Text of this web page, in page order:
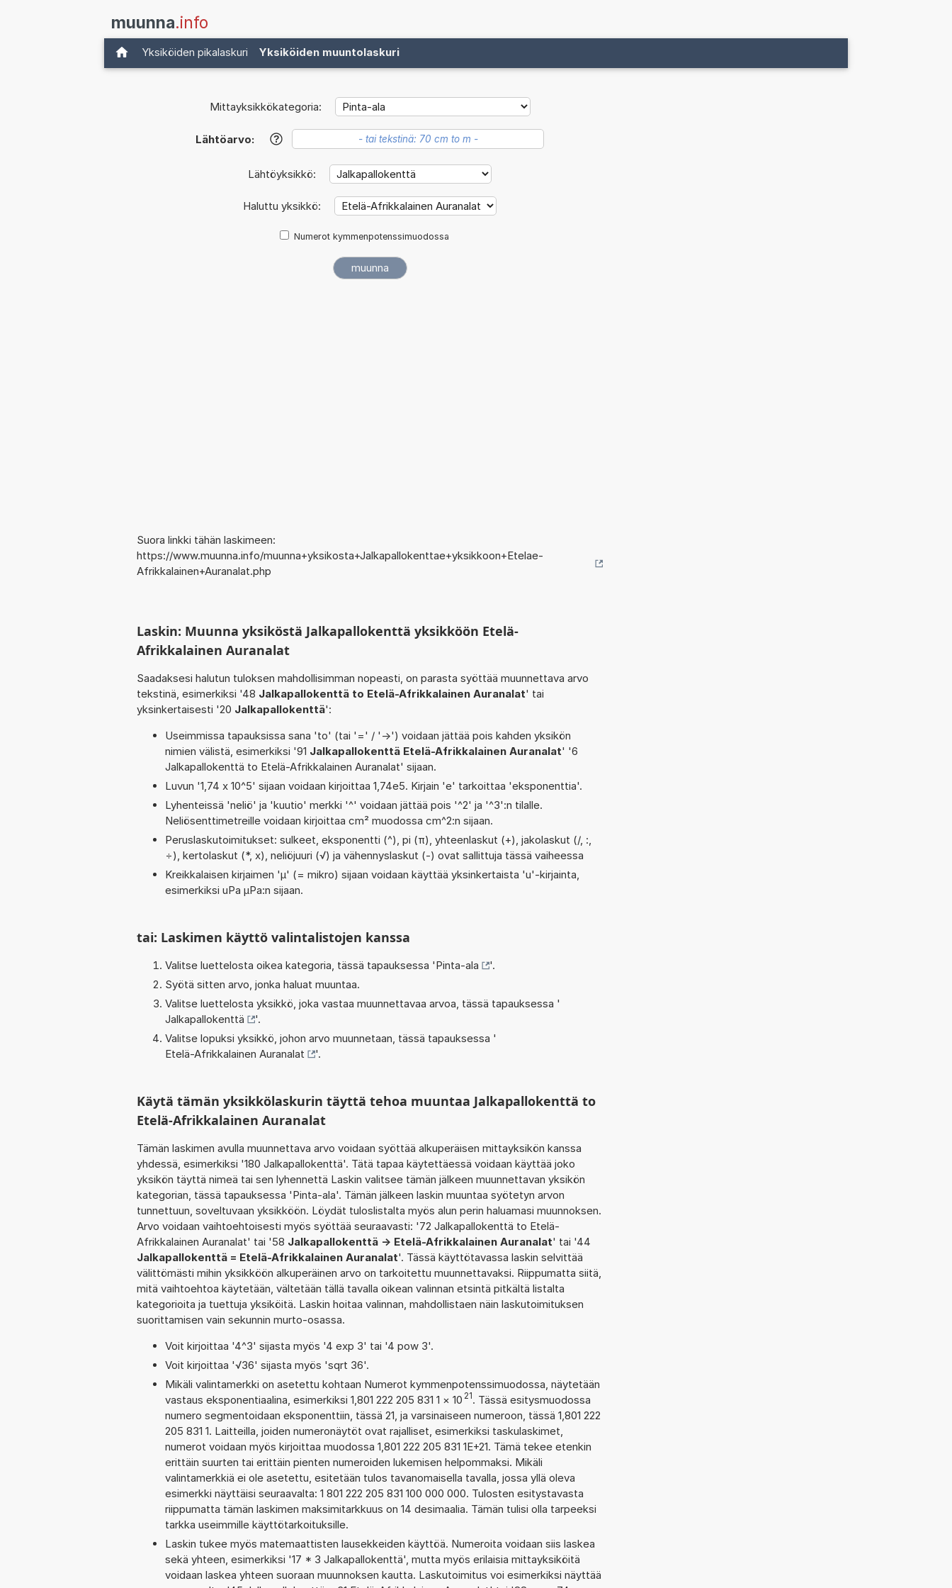
muunna.info
Yksiköiden pikalaskuri Yksiköiden muuntolaskuri
Mittayksikkökategoria:
Lähtöarvo: ?
Lähtöyksikkö:
Haluttu yksikkö:
Numerot kymmenpotenssimuodossa
Suora linkki tähän laskimeen:
https://www.muunna.info/muunna+yksikosta+Jalkapallokenttae+yksikkoon+Etelae-
Afrikkalainen+Auranalat.php
Laskin: Muunna yksiköstä Jalkapallokenttä yksikköön Etelä-
Afrikkalainen Auranalat
Saadaksesi halutun tuloksen mahdollisimman nopeasti, on parasta syöttää muunnettava arvo
tekstinä, esimerkiksi '48 Jalkapallokenttä to Etelä-Afrikkalainen Auranalat' tai
yksinkertaisesti '20 Jalkapallokenttä':
Useimmissa tapauksissa sana 'to' (tai '=' / '->') voidaan jättää pois kahden yksikön
nimien välistä, esimerkiksi '91 Jalkapallokenttä Etelä-Afrikkalainen Auranalat' '6
Jalkapallokenttä to Etelä-Afrikkalainen Auranalat' sijaan.
Luvun '1,74 x 10^5' sijaan voidaan kirjoittaa 1,74e5. Kirjain 'e' tarkoittaa 'eksponenttia'.
Lyhenteissä 'neliö' ja 'kuutio' merkki '^' voidaan jättää pois '^2' ja '^3':n tilalle.
Neliösenttimetreille voidaan kirjoittaa cm² muodossa cm^2:n sijaan.
Peruslaskutoimitukset: sulkeet, eksponentti (^), pi (π), yhteenlaskut (+), jakolaskut (/, :,
÷), kertolaskut (*, x), neliöjuuri (√) ja vähennyslaskut (-) ovat sallittuja tässä vaiheessa
Kreikkalaisen kirjaimen 'µ' (= mikro) sijaan voidaan käyttää yksinkertaista 'u'-kirjainta,
esimerkiksi uPa µPa:n sijaan.
tai: Laskimen käyttö valintalistojen kanssa
Valitse luettelosta oikea kategoria, tässä tapauksessa 'Pinta-ala
'.
Syötä sitten arvo, jonka haluat muuntaa.
Valitse luettelosta yksikkö, joka vastaa muunnettavaa arvoa, tässä tapauksessa '
Jalkapallokenttä
'.
Valitse lopuksi yksikkö, johon arvo muunnetaan, tässä tapauksessa '
Etelä-Afrikkalainen Auranalat
'.
Käytä tämän yksikkölaskurin täyttä tehoa muuntaa Jalkapallokenttä to
Etelä-Afrikkalainen Auranalat
Tämän laskimen avulla muunnettava arvo voidaan syöttää alkuperäisen mittayksikön kanssa
yhdessä, esimerkiksi '180 Jalkapallokenttä'. Tätä tapaa käytettäessä voidaan käyttää joko
yksikön täyttä nimeä tai sen lyhennettä Laskin valitsee tämän jälkeen muunnettavan yksikön
kategorian, tässä tapauksessa 'Pinta-ala'. Tämän jälkeen laskin muuntaa syötetyn arvon
tunnettuun, soveltuvaan yksikköön. Löydät tuloslistalta myös alun perin haluamasi muunnoksen.
Arvo voidaan vaihtoehtoisesti myös syöttää seuraavasti: '72 Jalkapallokenttä to Etelä-
Afrikkalainen Auranalat' tai '58 Jalkapallokenttä -> Etelä-Afrikkalainen Auranalat' tai '44
Jalkapallokenttä = Etelä-Afrikkalainen Auranalat'. Tässä käyttötavassa laskin selvittää
välittömästi mihin yksikköön alkuperäinen arvo on tarkoitettu muunnettavaksi. Riippumatta siitä,
mitä vaihtoehtoa käytetään, vältetään tällä tavalla oikean valinnan etsintä pitkältä listalta
kategorioita ja tuettuja yksiköitä. Laskin hoitaa valinnan, mahdollistaen näin laskutoimituksen
suorittamisen vain sekunnin murto-osassa.
Voit kirjoittaa '4^3' sijasta myös '4 exp 3' tai '4 pow 3'.
Voit kirjoittaa '√36' sijasta myös 'sqrt 36'.
Mikäli valintamerkki on asetettu kohtaan Numerot kymmenpotenssimuodossa, näytetään
vastaus eksponentiaalina, esimerkiksi 1,801 222 205 831 1 × 10 21. Tässä esitysmuodossa
numero segmentoidaan eksponenttiin, tässä 21, ja varsinaiseen numeroon, tässä 1,801 222
205 831 1. Laitteilla, joiden numeronäytöt ovat rajalliset, esimerkiksi taskulaskimet,
numerot voidaan myös kirjoittaa muodossa 1,801 222 205 831 1E+21. Tämä tekee etenkin
erittäin suurten tai erittäin pienten numeroiden lukemisen helpommaksi. Mikäli
valintamerkkiä ei ole asetettu, esitetään tulos tavanomaisella tavalla, jossa yllä oleva
esimerkki näyttäisi seuraavalta: 1 801 222 205 831 100 000 000. Tulosten esitystavasta
riippumatta tämän laskimen maksimitarkkuus on 14 desimaalia. Tämän tulisi olla tarpeeksi
tarkka useimmille käyttötarkoituksille.
Laskin tukee myös matemaattisten lausekkeiden käyttöä. Numeroita voidaan siis laskea
sekä yhteen, esimerkiksi '17 * 3 Jalkapallokenttä', mutta myös erilaisia mittayksiköitä
voidaan laskea yhteen suoraan muunnoksen kautta. Laskutoimitus voi esimerkiksi näyttää